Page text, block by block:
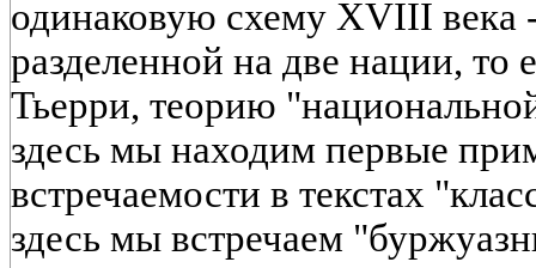
одинаковую схему XVIII века
разделенной на две нации,
Тьерри, теорию
здесь мы находим первые
встречаемости в текстах
здесь мы встречаем